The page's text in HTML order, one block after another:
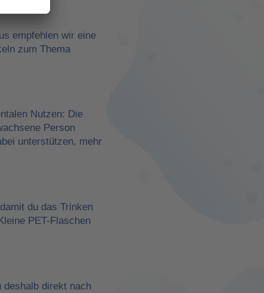
empfehlen wir eine
zum Thema
Nutzen: Die
Person
unterstützen, mehr
du das Trinken
PET-Flaschen
deshalb direkt nach